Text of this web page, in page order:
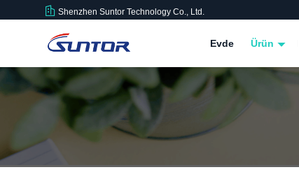
Shenzhen Suntor Technology Co., Ltd.
Evde Ürün